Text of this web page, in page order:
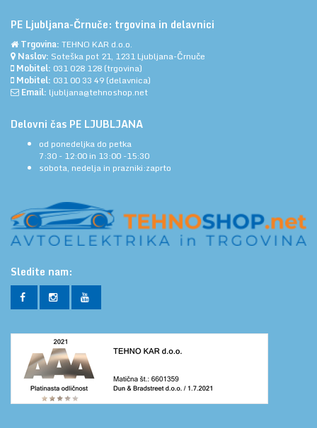
PE Ljubljana-Črnuče: trgovina in delavnici
Trgovina: TEHNO KAR d.o.o.
Naslov: Soteška pot 21, 1231 Ljubljana-Črnuče
Mobitel: 031 028 128 (trgovina)
Mobitel: 031 00 33 49 (delavnica)
Email: ljubljana@tehnoshop.net
Delovni čas PE LJUBLJANA
od ponedeljka do petka
7:30 - 12:00 in 13:00 -15:30
sobota, nedelja in prazniki:zaprto
Sledite nam: